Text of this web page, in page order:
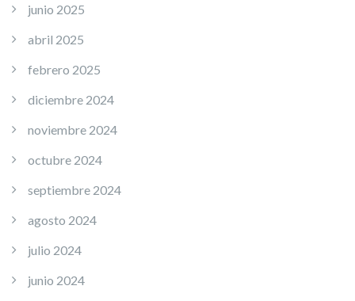
junio 2025
abril 2025
febrero 2025
diciembre 2024
noviembre 2024
octubre 2024
septiembre 2024
agosto 2024
julio 2024
junio 2024